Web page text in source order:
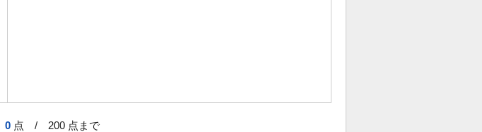
0 点 / 200 点まで